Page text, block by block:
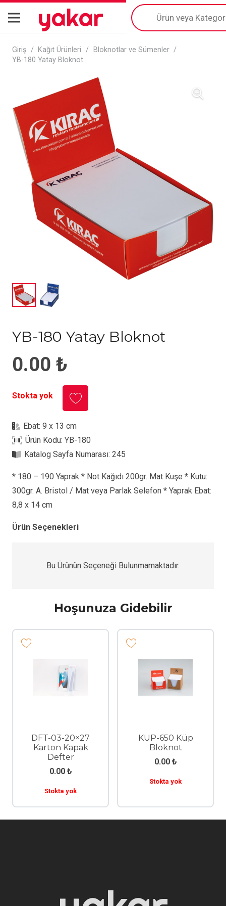
yakar
Products
search
Giriş / Kağıt Ürünleri / Bloknotlar ve Sümenler /
YB-180 Yatay Bloknot
YB-180 Yatay Bloknot
0.00 ₺
Stokta yok
Ebat:9 x 13 cm
Ürün Kodu:YB-180
Katalog Sayfa Numarası:245
* 180 – 190 Yaprak * Not Kağıdı 200gr. Mat Kuşe * Kutu:
300gr. A. Bristol / Mat veya Parlak Selefon * Yaprak Ebat:
8,8 x 14 cm
Ürün Seçenekleri
Bu Ürünün Seçeneği Bulunmamaktadır.
Hoşunuza Gidebilir
DFT-03-20×27
Karton Kapak
Defter
0.00 ₺
Stokta yok
KUP-650 Küp
Bloknot
0.00 ₺
Stokta yok